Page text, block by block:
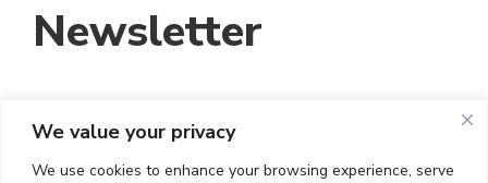
We value your privacy
We use cookies to enhance your browsing experience, serve
Newsletter
INDIRIZZO EMAIL: